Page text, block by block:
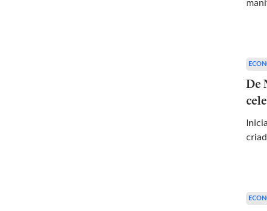
De